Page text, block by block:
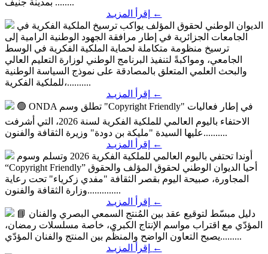
بمدينة جنيف ........
←
الديوان الوطني لحقوق المؤلف يواكب ترسيخ الملكية الفكرية في
الجامعات الجزائرية في إطار مرافقة الجهود الوطنية الرامية إلى
ترسيخ منظومة متكاملة لحماية الملكية الفكرية في الوسط
الجامعي، ومواكبةً لتنفيذ البرنامج الوطني لوزارة التعليم العالي
والبحث العلمي المتعلق بالمصادقة على نموذج السياسة الوطنية
للملكية الفكرية،..........
←
🟢 ONDA تطلق وسم "Copyright Friendly" في إطار فعاليات
الاحتفاء باليوم العالمي للملكية الفكرية لسنة 2026، التي أشرفت
عليها السيدة "مليكة بن دودة" وزيرة الثقافة والفنون..........
←
أوندا تحتفي باليوم العالمي للملكية الفكرية 2026 وتسلم وسوم
“Copyright Friendly” أحيا الديوان الوطني لحقوق المؤلف والحقوق
المجاورة، صبيحة اليوم بقصر الثقافة "مفدي زكرياء" تحت رعاية
وزارة الثقافة والفنون..............
←
📘 دليل مبسّط لتوقيع عقد بين المُنتج السمعي البصري والفنان
المؤدّي مع اقتراب مواسم الإنتاج الكبرى، خاصة مسلسلات رمضان،
يصبح التعاون الواضح والمنظّم بين المنتج والفنان المؤدّي.........
←